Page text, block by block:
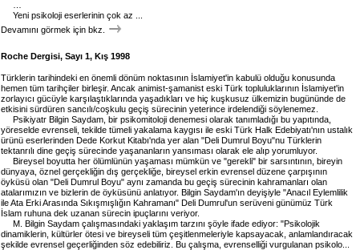
Yeni psikoloji eserlerinin çok az ...
Devamını görmek için bkz.
Roche Dergisi, Sayı 1, Kış 1998
Türklerin tarihindeki en önemli dönüm noktasının İslamiyet'in kabulü olduğu konusunda
hemen tüm tarihçiler birleşir. Ancak animist-şamanist eski Türk topluluklarının İslamiyet'in
zorlayıcı gücüyle karşılaştıklarında yaşadıkları ve hiç kuşkusuz ülkemizin bugününde de
etkisini sürdüren sancılı/coşkulu geçiş sürecinin yeterince irdelendiği söylenemez.
Psikiyatr Bilgin Saydam, bir psikomitoloji denemesi olarak tanımladığı bu yapıtında,
yöreselde evrenseli, tekilde tümeli yakalama kaygısı ile eski Türk Halk Edebiyatı'nın ustalık
ürünü eserlerinden Dede Korkut Kitabı'nda yer alan "Deli Dumrul Boyu"nu Türklerin
tektanrılı dine geçiş sürecinde yaşananların yansıması olarak ele alıp yorumluyor.
Bireysel boyutta her ölümlünün yaşaması mümkün ve "gerekli" bir sarsıntının, bireyin
dünyaya, öznel gerçekliğin dış gerçekliğe, bireysel erkin evrensel düzene çarpışının
öyküsü olan "Deli Dumrul Boyu" aynı zamanda bu geçiş sürecinin kahramanları olan
atalarımızın ve bizlerin de öyküsünü anlatıyor. Bilgin Saydam'ın deyişiyle "Anacıl Eylemlilik
ile Ata Erki Arasında Sıkışmışlığın Kahramanı" Deli Dumrul'un serüveni günümüz Türk
İslam ruhuna dek uzanan sürecin ipuçlarını veriyor.
M. Bilgin Saydam çalışmasındaki yaklaşım tarzını şöyle ifade ediyor: "Psikolojik
dinamiklerin, kültürler ötesi ve bireyseli tüm çeşitlenmeleriyle kapsayacak, anlamlandıracak
şekilde evrensel geçerliğinden söz edebiliriz. Bu çalışma, evrenselliği vurgulanan psikolo...